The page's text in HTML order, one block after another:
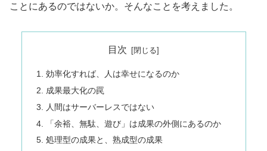
ことにあるのではないか。そんなことを考えました。
目次
効率化すれば、人は幸せになるのか
成果最大化の罠
人間はサーバーレスではない
「余裕、無駄、遊び」は成果の外側にあるのか
処理型の成果と、熟成型の成果